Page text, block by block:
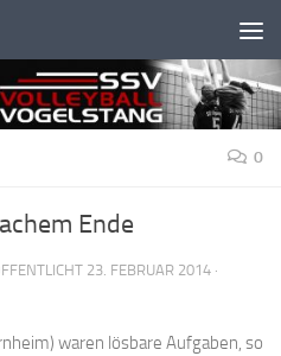
0
Ende
23. FEBRUAR 2014 ·
waren lösbare Aufgaben, so